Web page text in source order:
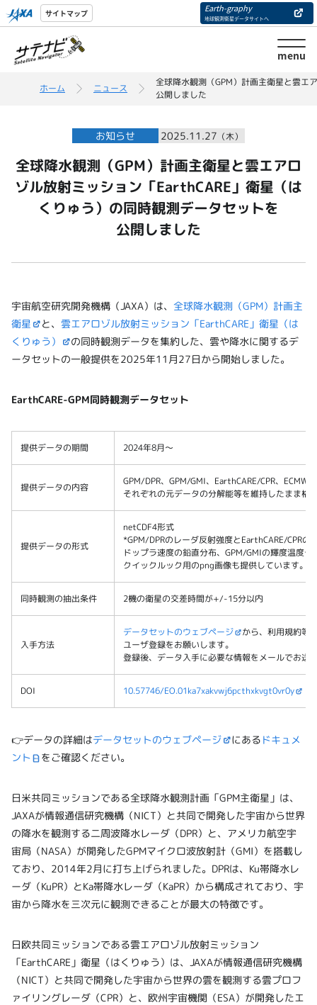
サイトマップ Earth-graphy
地球観測衛星データサイトへ
menu
ホーム ニュース
全球降水観測（GPM）計画主衛星と雲エ
公開しました
お知らせ 2025.11.27 （木）
全球降水観測（GPM）計画主衛星と雲エアロ
ゾル放射ミッション「EarthCARE」衛星（は
くりゅう）の同時観測データセットを
公開しました
宇宙航空研究開発機構（JAXA）は、 全球降水観測（GPM）計画主
衛星
と、 雲エアロゾル放射ミッション「EarthCARE」衛星（は
くりゅう）
の同時観測データを集約した、雲や降水に関するデ
ータセットの一般提供を2025年11月27日から開始しました。
EarthCARE-GPM同時観測データセット
提供データの期間 2024年8月～
提供データの内容
GPM/DPR、GPM/GMI、EarthCARE/CPR、
それぞれの元データの分解能等を維持したまま格
提供データの形式
netCDF4形式
*GPM/DPRのレーダ反射強度とEarthCARE/CPRの
ドップラ速度の鉛直分布、GPM/GMIの輝度温度デ
クイックルック用のpng画像も提供しています。
同時観測の抽出条件 2機の衛星の交差時間が+/-15分以内
入手方法
データセットのウェブページ
から、利用規約等
ユーザ登録をお願いします。
登録後、データ入手に必要な情報をメールでお送
DOI 10.57746/EO.01ka7xakvwj6pcthxkvgt0vr0y
👉データの詳細はデータセットのウェブページ にある ドキュメ
ント
をご確認ください。
日米共同ミッションである全球降水観測計画「GPM主衛星」は、
JAXAが情報通信研究機構（NICT）と共同で開発した宇宙から世界
の降水を観測する二周波降水レーダ（DPR）と、アメリカ航空宇
宙局（NASA）が開発したGPMマイクロ波放射計（GMI）を搭載し
ており、2014年2月に打ち上げられました。DPRは、Ku帯降水レ
ーダ（KuPR）とKa帯降水レーダ（KaPR）から構成されており、宇
宙から降水を三次元に観測できることが最大の特徴です。
日欧共同ミッションである雲エアロゾル放射ミッション
「EarthCARE」衛星（はくりゅう）は、JAXAが情報通信研究機構
（NICT）と共同で開発した宇宙から世界の雲を観測する雲プロフ
ァイリングレーダ（CPR）と、欧州宇宙機関（ESA）が開発したエ